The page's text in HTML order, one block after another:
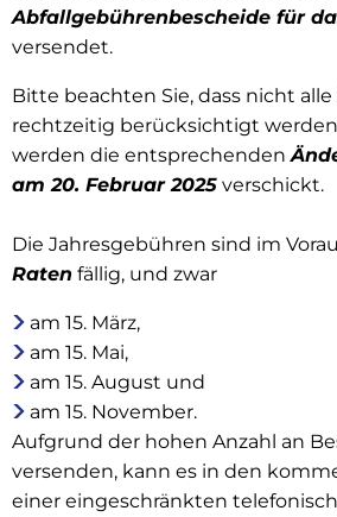
Abfallgebührenbescheide für
versendet.
Bitte beachten Sie, dass nicht
rechtzeitig berücksichtigt
werden die entsprechenden
am 20. Februar 2025 verschickt.
Die Jahresgebühren sind im
Raten fällig, und zwar
am 15. März,
am 15. Mai,
am 15. August und
am 15. November.
Aufgrund der hohen Anzahl an
versenden, kann es in den
einer eingeschränkten